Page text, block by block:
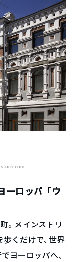
ーロッパ「ウ
。メインストリ
くだけで、世界
ヨーロッパへ、